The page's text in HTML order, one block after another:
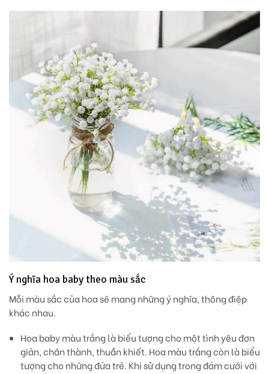
Ý nghĩa hoa baby theo màu sắc
Mỗi màu sắc của hoa sẽ mang những ý nghĩa, thông điệp
khác nhau.
Hoa baby màu trắnglà biểu tượng cho một tình yêu đơn
giản, chân thành, thuần khiết. Hoa màu trắng còn là biểu
tượng cho những đứa trẻ. Khi sử dụng trong đám cưới với